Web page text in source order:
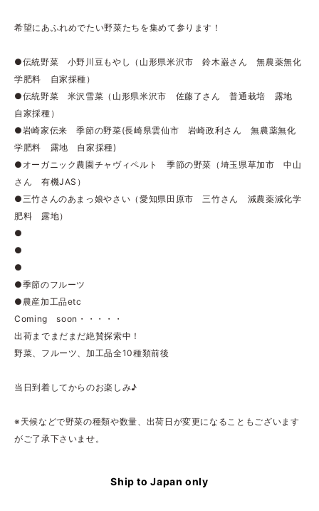
希望にあふれめでたい野菜たちを集めて参ります！
●伝統野菜 小野川豆もやし（山形県米沢市 鈴木巌さん 無農薬無化
学肥料 自家採種）
●伝統野菜 米沢雪菜（山形県米沢市 佐藤了さん 普通栽培 露地
自家採種）
●岩崎家伝来 季節の野菜(長崎県雲仙市 岩崎政利さん 無農薬無化
学肥料 露地 自家採種)
●オーガニック農園チャヴィペルト 季節の野菜（埼玉県草加市 中山
さん 有機JAS）
●三竹さんのあまっ娘やさい（愛知県田原市 三竹さん 減農薬減化学
肥料 露地）
●
●
●
●季節のフルーツ
●農産加工品etc
Coming soon・・・・・
出荷までまだまだ絶賛探索中！
野菜、フルーツ、加工品全10種類前後
当日到着してからのお楽しみ♪
※天候などで野菜の種類や数量、出荷日が変更になることもございます
がご了承下さいませ。
Ship to Japan only